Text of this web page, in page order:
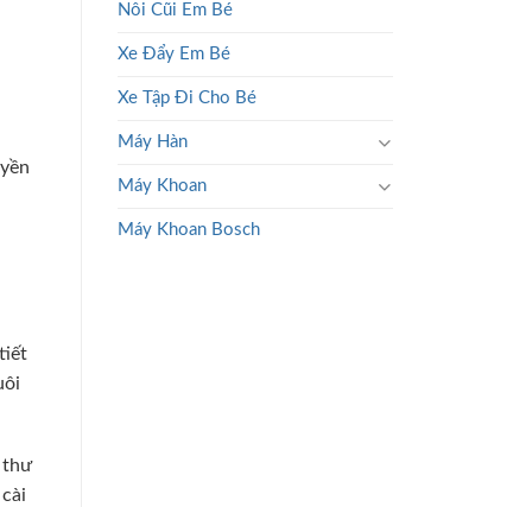
Nôi Cũi Em Bé
Xe Đẩy Em Bé
Xe Tập Đi Cho Bé
Máy Hàn
Máy Khoan
Máy Khoan Bosch
thư